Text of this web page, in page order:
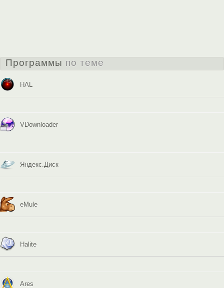
Программы по теме
HAL
VDownloader
Яндекс.Диск
eMule
Halite
Ares